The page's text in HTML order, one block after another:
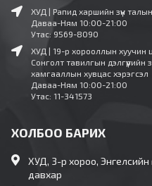
ХУД | Рапид харшийн зүүн
Даваа-Ням 10:00-21:00
Утас: 9569-8090
ХУД | 19-р хорооллын хуучин
Сонголт тавилгын дэлгүүрийн
хамгааллын хувцас хэрэгсэл
Даваа-Ням 10:00-21:00
Утас: 11-341573
ХОЛБОО БАРИХ
ХУД, 3-р хороо, Энгелсийн
давхар